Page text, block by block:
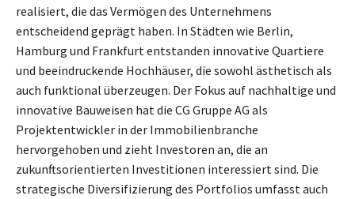
realisiert, die das Vermögen des Unternehmens
entscheidend geprägt haben. In Städten wie Berlin,
Hamburg und Frankfurt entstanden innovative Quartiere
und beeindruckende Hochhäuser, die sowohl ästhetisch als
auch funktional überzeugen. Der Fokus auf nachhaltige und
innovative Bauweisen hat die CG Gruppe AG als
Projektentwickler in der Immobilienbranche
hervorgehoben und zieht Investoren an, die an
zukunftsorientierten Investitionen interessiert sind. Die
strategische Diversifizierung des Portfolios umfasst auch